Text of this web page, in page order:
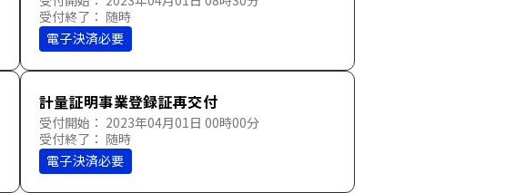
受付終了： 随時
電子決済必要
計量証明事業登録証再交付
受付開始： 2023年04月01日 00時00分
受付終了： 随時
電子決済必要